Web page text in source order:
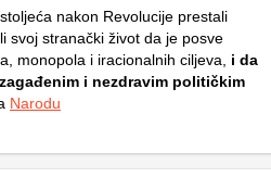
nakon Revolucije prestali
svoj stranački život da je posve
monopola i iracionalnih ciljeva, i da
i nezdravim političkim
Narodu